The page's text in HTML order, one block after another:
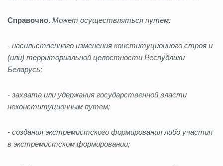
Справочно. Может осуществляться путем:
- насильственного изменения конституционного строя и
(или) территориальной целостности Республики
Беларусь;
- захвата или удержания государственной власти
неконституционным путем;
- создания экстремистского формирования либо участия
в экстремистском формировании;